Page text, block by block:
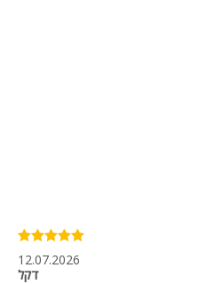
12.07.2026
דקל